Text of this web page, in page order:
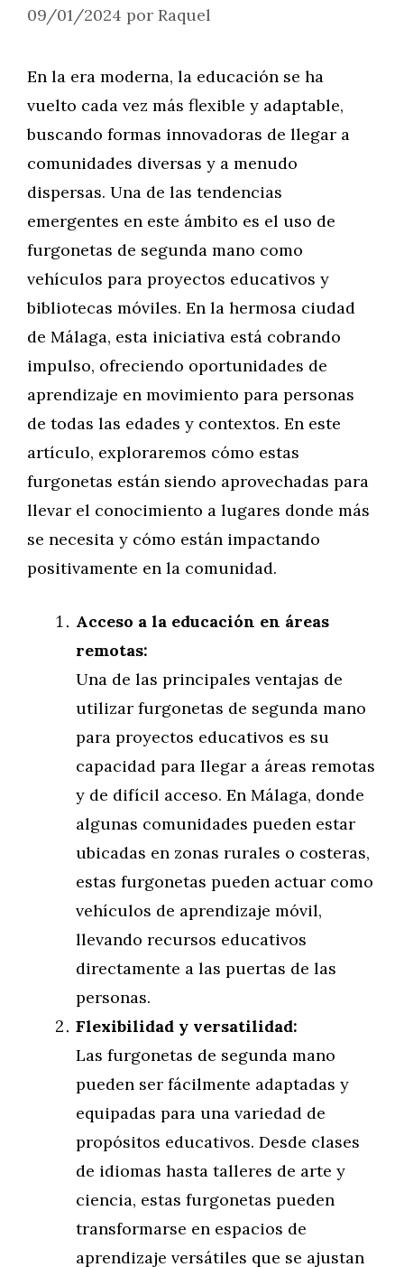
09/01/2024 por Raquel
En la era moderna, la educación se ha
vuelto cada vez más flexible y adaptable,
buscando formas innovadoras de llegar a
comunidades diversas y a menudo
dispersas. Una de las tendencias
emergentes en este ámbito es el uso de
furgonetas de segunda mano como
vehículos para proyectos educativos y
bibliotecas móviles. En la hermosa ciudad
de Málaga, esta iniciativa está cobrando
impulso, ofreciendo oportunidades de
aprendizaje en movimiento para personas
de todas las edades y contextos. En este
artículo, exploraremos cómo estas
furgonetas están siendo aprovechadas para
llevar el conocimiento a lugares donde más
se necesita y cómo están impactando
positivamente en la comunidad.
Acceso a la educación en áreas
remotas:
Una de las principales ventajas de
utilizar furgonetas de segunda mano
para proyectos educativos es su
capacidad para llegar a áreas remotas
y de difícil acceso. En Málaga, donde
algunas comunidades pueden estar
ubicadas en zonas rurales o costeras,
estas furgonetas pueden actuar como
vehículos de aprendizaje móvil,
llevando recursos educativos
directamente a las puertas de las
personas.
Flexibilidad y versatilidad:
Las furgonetas de segunda mano
pueden ser fácilmente adaptadas y
equipadas para una variedad de
propósitos educativos. Desde clases
de idiomas hasta talleres de arte y
ciencia, estas furgonetas pueden
transformarse en espacios de
aprendizaje versátiles que se ajustan